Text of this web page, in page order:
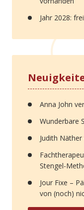
Jahr 2028:
Anna John
Wunderbare
Judith
Stengel-
Jour Fixe –
von (noch)